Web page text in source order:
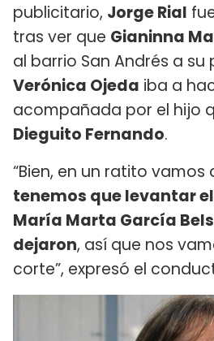
publicitario, Jorge Rial
tras ver que Gianinna
al barrio San Andrés a su
Verónica Ojeda iba a
acompañada por el hijo
Dieguito Fernando.
“Bien, en un ratito vamos
tenemos que levantar
María Marta García
dejaron, así que nos
corte”, expresó el